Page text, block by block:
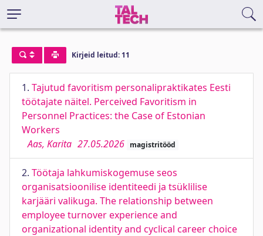
Kirjeid leitud: 11
1. Tajutud favoritism personalipraktikates Eesti
töötajate näitel. Perceived Favoritism in
Personnel Practices: the Case of Estonian
Workers
Aas, Karita 27.05.2026 magistritööd
2. Töötaja lahkumiskogemuse seos
organisatsioonilise identiteedi ja tsüklilise
karjääri valikuga. The relationship between
employee turnover experience and
organizational identity and cyclical career choice